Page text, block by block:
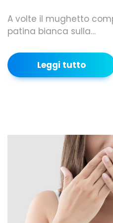
A volte il mughetto
patina bianca sulla…
Leggi tutto